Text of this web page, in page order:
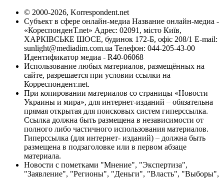
© 2000-2026, Korrespondent.net
Субъект в сфере онлайн-медиа Название онлайн-медиа -
«КореспонденТ.net» Адрес: 02091, місто Київ,
ХАРКІВСЬКЕ ШОСЕ, будинок 172-Б, офіс 208/1 E-mail:
sunlight@mediadim.com.ua Телефон: 044-205-43-00
Идентификатор медиа - R40-06068
Использование любых материалов, размещённых на
сайте, разрешается при условии ссылки на
Корреспондент.net.
При копировании материалов со страницы «Новости
Украины и мира», для интернет-изданий – обязательна
прямая открытая для поисковых систем гиперссылка.
Ссылка должна быть размещена в независимости от
полного либо частичного использования материалов.
Гиперссылка (для интернет- изданий) – должна быть
размещена в подзаголовке или в первом абзаце
материала.
Новости с пометками "Мнение", "Экспертиза",
"Заявление", "Регионы", "Деньги", "Власть", "Выборы",